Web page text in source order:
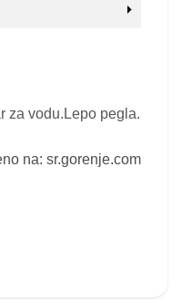
za vodu.Lepo pegla.
na: sr.gorenje.com